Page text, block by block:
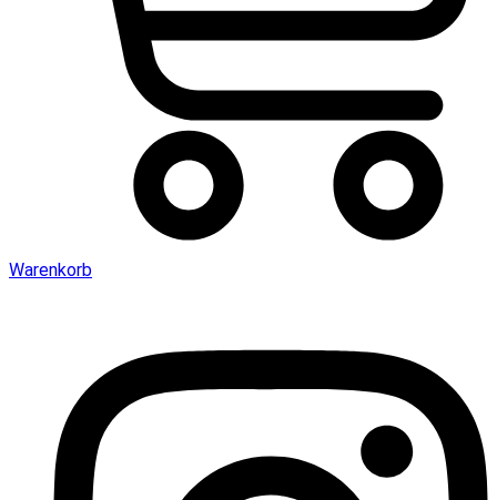
Warenkorb